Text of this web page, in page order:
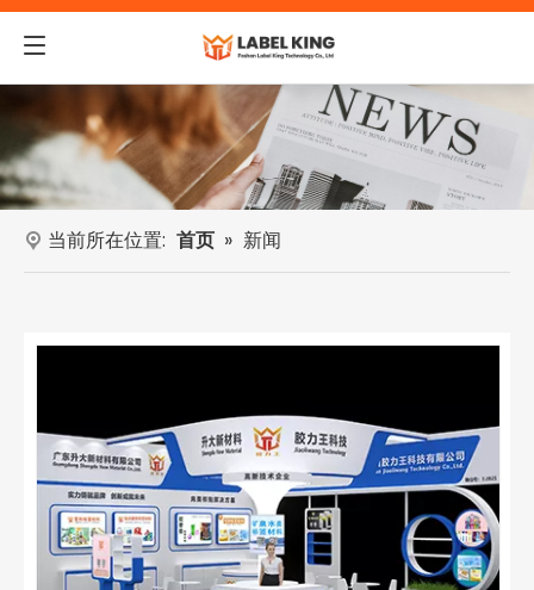
当前所在位置: 首页 » 新闻